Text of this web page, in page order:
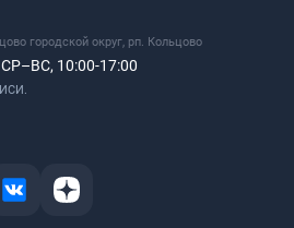
городской округ, рп. Кольцово
СР–ВС, 10:00-17:00